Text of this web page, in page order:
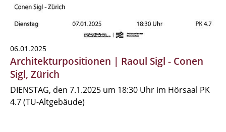
06.01.2025
Architekturpositionen | Raoul Sigl - Conen
Sigl, Zürich
DIENSTAG, den 7.1.2025 um 18:30 Uhr im Hörsaal PK
4.7 (TU-Altgebäude)